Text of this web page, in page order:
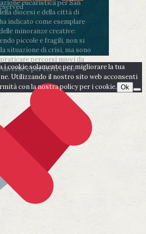
eucaristica per San
diocesi e della città di
indicato come esemplare
minoranze creative:
piccole e fragili, non si
situazione di crisi, ma sono
percorsi nuovi da
e per certi versi
i cookie solamente per migliorare la tua
Utilizzando il nostro sito web acconsenti
con la nostra policy per i cookie. Ok